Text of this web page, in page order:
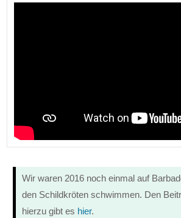
Wir waren 2016 noch einmal auf
den Schildkröten schwimmen. Den
hierzu gibt es hier.